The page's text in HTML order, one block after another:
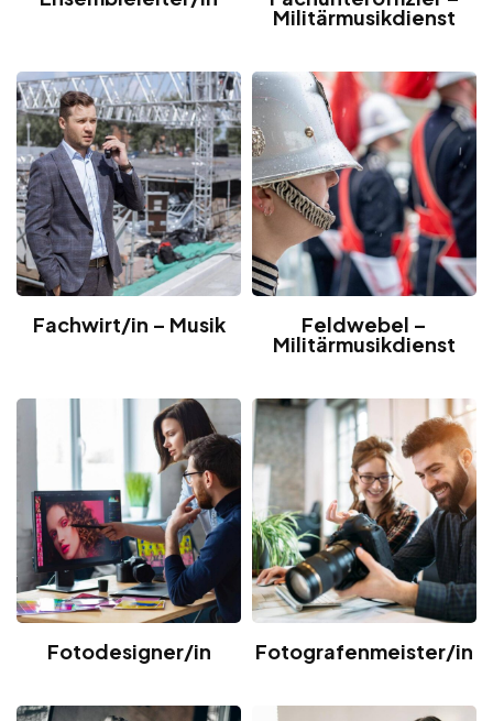
Militärmusikdienst
Fachwirt/in – Musik Feldwebel –
Militärmusikdienst
Fotodesigner/in Fotografenmeister/in